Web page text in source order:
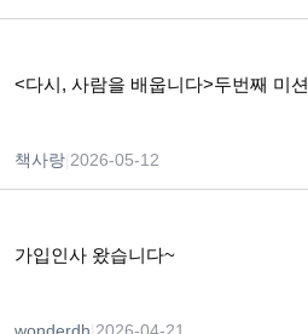
<다시, 사람을 배웁니다>두번째 미션
책사랑 2026-05-12
가입인사 왔습니다~